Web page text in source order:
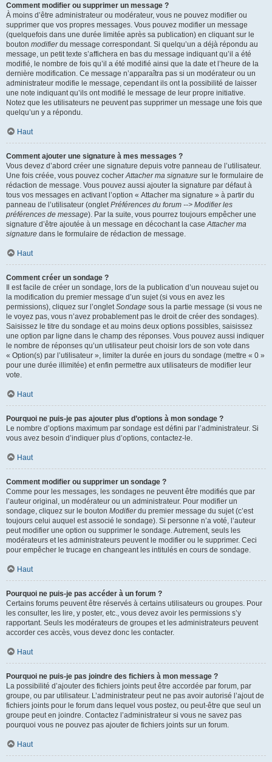
Comment modifier ou supprimer un message ?
À moins d’être administrateur ou modérateur, vous ne pouvez modifier ou
supprimer que vos propres messages. Vous pouvez modifier un message
(quelquefois dans une durée limitée après sa publication) en cliquant sur le
bouton modifierdu message correspondant. Si quelqu’un a déjà répondu au
message, un petit texte s’affichera en bas du message indiquant qu’il a été
modifié, le nombre de fois qu’il a été modifié ainsi que la date et l’heure de la
dernière modification. Ce message n’apparaîtra pas si un modérateur ou un
administrateur modifie le message, cependant ils ont la possibilité de laisser
une note indiquant qu’ils ont modifié le message de leur propre initiative.
Notez que les utilisateurs ne peuvent pas supprimer un message une fois que
quelqu’un y a répondu.
Haut
Comment ajouter une signature à mes messages ?
Vous devez d’abord créer une signature depuis votre panneau de l’utilisateur.
Une fois créée, vous pouvez cocherAttacher ma signature sur le formulaire de
rédaction de message. Vous pouvez aussi ajouter la signature par défaut à
tous vos messages en activant l’option « Attacher ma signature » à partir du
panneau de l’utilisateur (ongletPréférences du forum --> Modifier les
préférences de message). Par la suite, vous pourrez toujours empêcher une
signature d’être ajoutée à un message en décochant la caseAttacher ma
signature dans le formulaire de rédaction de message.
Haut
Comment créer un sondage ?
Il est facile de créer un sondage, lors de la publication d’un nouveau sujet ou
la modification du premier message d’un sujet (si vous en avez les
permissions), cliquez sur l’ongletSondage sous la partie message (si vous ne
le voyez pas, vous n’avez probablement pas le droit de créer des sondages).
Saisissez le titre du sondage et au moins deux options possibles, saisissez
une option par ligne dans le champ des réponses. Vous pouvez aussi indiquer
le nombre de réponses qu’un utilisateur peut choisir lors de son vote dans
« Option(s) par l’utilisateur », limiter la durée en jours du sondage (mettre « 0 »
pour une durée illimitée) et enfin permettre aux utilisateurs de modifier leur
vote.
Haut
Pourquoi ne puis-je pas ajouter plus d’options à mon sondage ?
Le nombre d’options maximum par sondage est défini par l’administrateur. Si
vous avez besoin d’indiquer plus d’options, contactez-le.
Haut
Comment modifier ou supprimer un sondage ?
Comme pour les messages, les sondages ne peuvent être modifiés que par
l’auteur original, un modérateur ou un administrateur. Pour modifier un
sondage, cliquez sur le bouton Modifierdu premier message du sujet (c’est
toujours celui auquel est associé le sondage). Si personne n’a voté, l’auteur
peut modifier une option ou supprimer le sondage. Autrement, seuls les
modérateurs et les administrateurs peuvent le modifier ou le supprimer. Ceci
pour empêcher le trucage en changeant les intitulés en cours de sondage.
Haut
Pourquoi ne puis-je pas accéder à un forum ?
Certains forums peuvent être réservés à certains utilisateurs ou groupes. Pour
les consulter, les lire, y poster, etc., vous devez avoir les permissions s’y
rapportant. Seuls les modérateurs de groupes et les administrateurs peuvent
accorder ces accès, vous devez donc les contacter.
Haut
Pourquoi ne puis-je pas joindre des fichiers à mon message ?
La possibilité d’ajouter des fichiers joints peut être accordée par forum, par
groupe, ou par utilisateur. L’administrateur peut ne pas avoir autorisé l’ajout de
fichiers joints pour le forum dans lequel vous postez, ou peut-être que seul un
groupe peut en joindre. Contactez l’administrateur si vous ne savez pas
pourquoi vous ne pouvez pas ajouter de fichiers joints sur un forum.
Haut